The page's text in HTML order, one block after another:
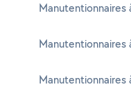
Manutentionnaires
Manutentionnaires
Manutentionnaires